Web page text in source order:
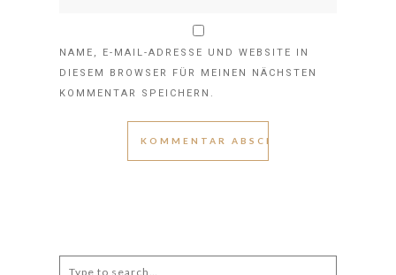
NAME, E-MAIL-ADRESSE UND WEBSITE IN
DIESEM BROWSER FÜR MEINEN NÄCHSTEN
KOMMENTAR SPEICHERN.